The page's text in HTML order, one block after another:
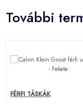
További
FÉRFI TÁSKÁK